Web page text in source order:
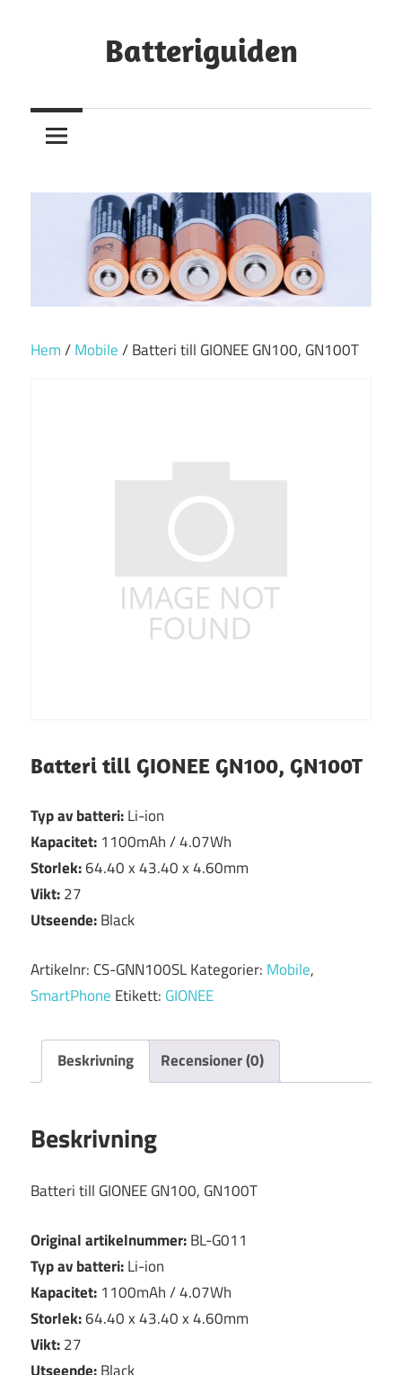
Batteriguiden
Hem/Mobile/ Batteri till GIONEE GN100, GN100T
Batteri till GIONEE GN100, GN100T
Typ av batteri:Li-ion
Kapacitet: 1100mAh / 4.07Wh
Storlek:64.40 x 43.40 x 4.60mm
Vikt:27
Utseende:Black
Artikelnr: CS-GNN100SLKategorier: Mobile,
SmartPhone Etikett: GIONEE
Beskrivning Recensioner (0)
Beskrivning
Batteri till GIONEE GN100, GN100T
Original artikelnummer:BL-G011
Typ av batteri:Li-ion
Kapacitet: 1100mAh / 4.07Wh
Storlek:64.40 x 43.40 x 4.60mm
Vikt:27
Utseende:Black